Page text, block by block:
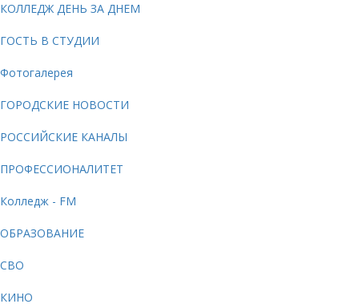
КОЛЛЕДЖ ДЕНЬ ЗА ДНЕМ
ГОСТЬ В СТУДИИ
Фотогалерея
ГОРОДСКИЕ НОВОСТИ
РОССИЙСКИЕ КАНАЛЫ
ПРОФЕССИОНАЛИТЕТ
Колледж - FM
ОБРАЗОВАНИЕ
СВО
КИНО